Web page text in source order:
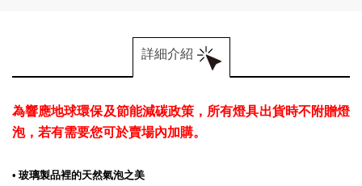
詳細介紹
為響應地球環保及節能減碳政策，所有燈具出貨時不附贈燈
泡，若有需要您可於賣場內加購。
• 玻璃製品裡的天然氣泡之美